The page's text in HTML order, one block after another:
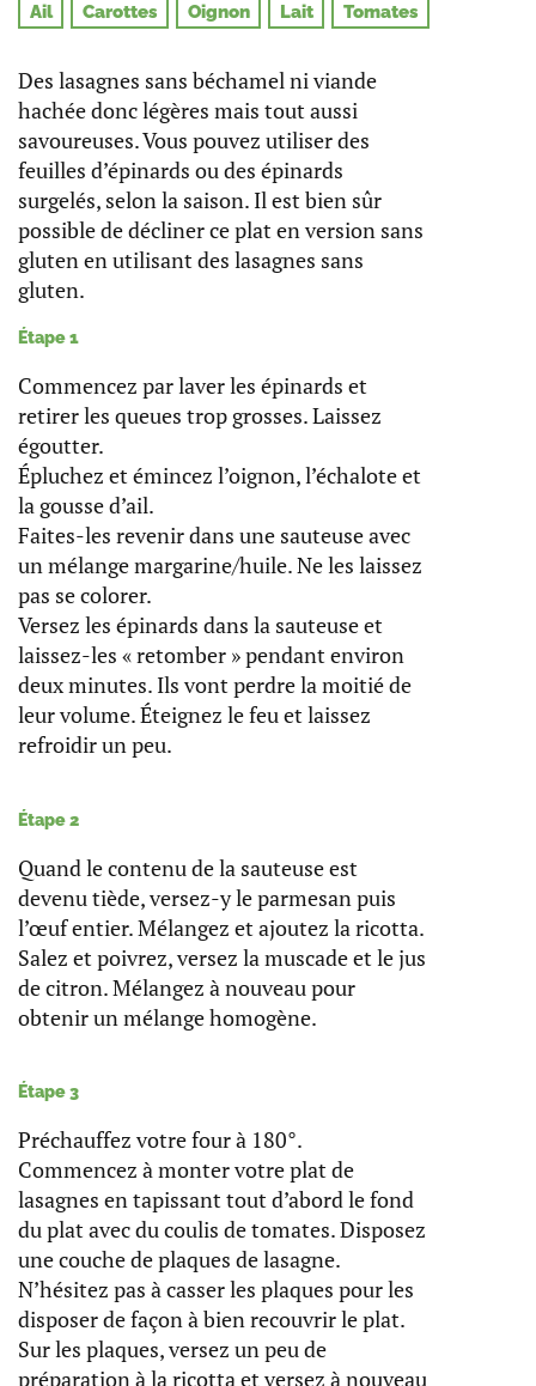
Ail Carottes Oignon Lait Tomates
Des lasagnes sans béchamel ni viande
hachée donc légères mais tout aussi
savoureuses. Vous pouvez utiliser des
feuilles d’épinards ou des épinards
surgelés, selon la saison. Il est bien sûr
possible de décliner ce plat en version sans
gluten en utilisant des lasagnes sans
gluten.
Étape 1
Commencez par laver les épinards et
retirer les queues trop grosses. Laissez
égoutter.
Épluchez et émincez l’oignon, l’échalote et
la gousse d’ail.
Faites-les revenir dans une sauteuse avec
un mélange margarine/huile. Ne les laissez
pas se colorer.
Versez les épinards dans la sauteuse et
laissez-les « retomber » pendant environ
deux minutes. Ils vont perdre la moitié de
leur volume. Éteignez le feu et laissez
refroidir un peu.
Étape 2
Quand le contenu de la sauteuse est
devenu tiède, versez-y le parmesan puis
l’œuf entier. Mélangez et ajoutez la ricotta.
Salez et poivrez, versez la muscade et le jus
de citron. Mélangez à nouveau pour
obtenir un mélange homogène.
Étape 3
Préchauffez votre four à 180°.
Commencez à monter votre plat de
lasagnes en tapissant tout d’abord le fond
du plat avec du coulis de tomates. Disposez
une couche de plaques de lasagne.
N’hésitez pas à casser les plaques pour les
disposer de façon à bien recouvrir le plat.
Sur les plaques, versez un peu de
préparation à la ricotta et versez à nouveau